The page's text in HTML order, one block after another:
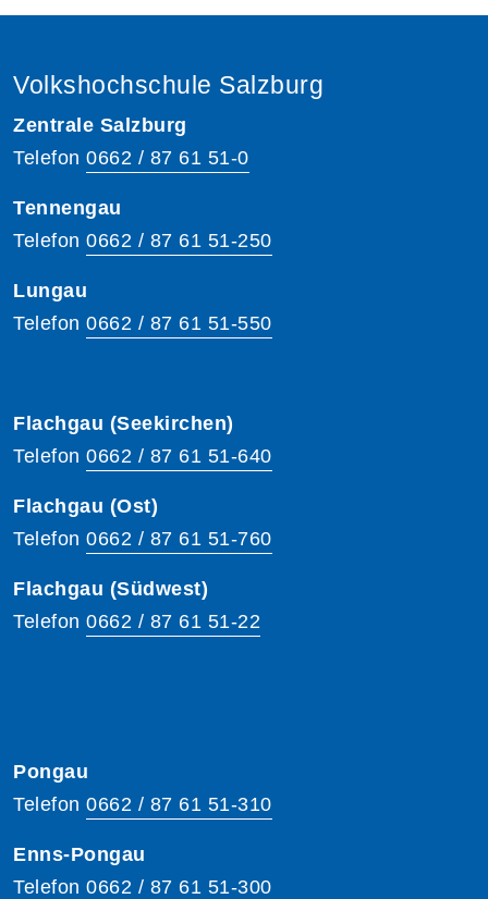
Volkshochschule Salzburg
Zentrale Salzburg
Telefon 0662 / 87 61 51-0
Tennengau
Telefon 0662 / 87 61 51-250
Lungau
Telefon 0662 / 87 61 51-550
Flachgau (Seekirchen)
Telefon 0662 / 87 61 51-640
Flachgau (Ost)
Telefon 0662 / 87 61 51-760
Flachgau (Südwest)
Telefon 0662 / 87 61 51-22
Pongau
Telefon 0662 / 87 61 51-310
Enns-Pongau
Telefon 0662 / 87 61 51-300